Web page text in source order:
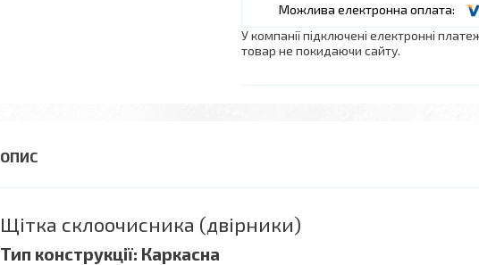
У компанії підключені електронні
товар не покидаючи сайту.
Щітка склоочисника (двірники)
Тип конструкції: Каркасна